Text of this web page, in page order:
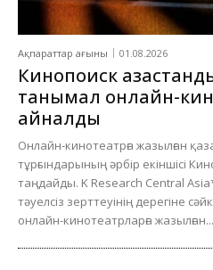
Ақпараттар ағыны 01.08.2026
Кинопоиск
танымал онлайн-
айналды
Онлайн-кинотеатрға жазылған
тұрғындарының әрбір екіншісі
таңдайды. K Research Central
тәуелсіз зерттеуінің дерегіне
онлайн-кинотеатрларға жазылған...